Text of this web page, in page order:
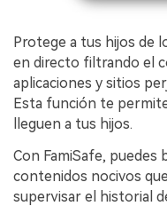
Protege a tus hijos de
en directo filtrando el
aplicaciones y sitios
Esta función te
lleguen a tus hijos.
Con FamiSafe, puedes
contenidos nocivos
supervisar el historial